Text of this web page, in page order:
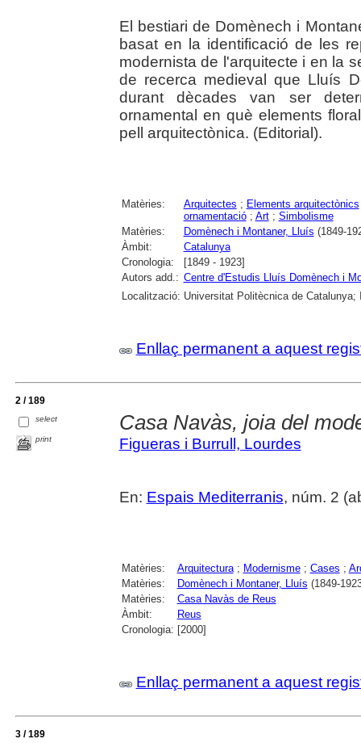
El bestiari de Domènech i
basat en la identificació de les
modernista de l'arquitecte i en la
de recerca medieval que Lluís
durant dècades van ser
ornamental en què elements
pell arquitectònica. (Editorial).
Matèries: Arquitectes ; Elements arquitectònics
ornamentació; Art; Simbolisme
Matèries:
Domènech i Montaner, Lluís (1849-
Àmbit:
Catalunya
Cronologia:
[1849 - 1923]
Autors add.: Centre d'Estudis Lluís Domènech i
Localització: Universitat Politècnica de
Enllaç permanent a aquest
2 / 189
select
print
Casa Navàs, joia del
Figueras i Burrull, Lourdes
En: Espais Mediterranis, núm. 2
Matèries: Arquitectura; Modernisme; Cases ;
Matèries:
Domènech i Montaner, Lluís (1849-
Matèries:
Casa Navàs de Reus
Àmbit:
Reus
Cronologia: [2000]
Enllaç permanent a aquest
3 / 189